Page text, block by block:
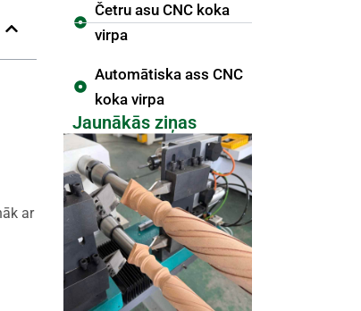
ar
Četru asu CNC koka
virpa
Automātiska ass CNC
koka virpa
Jaunākās ziņas